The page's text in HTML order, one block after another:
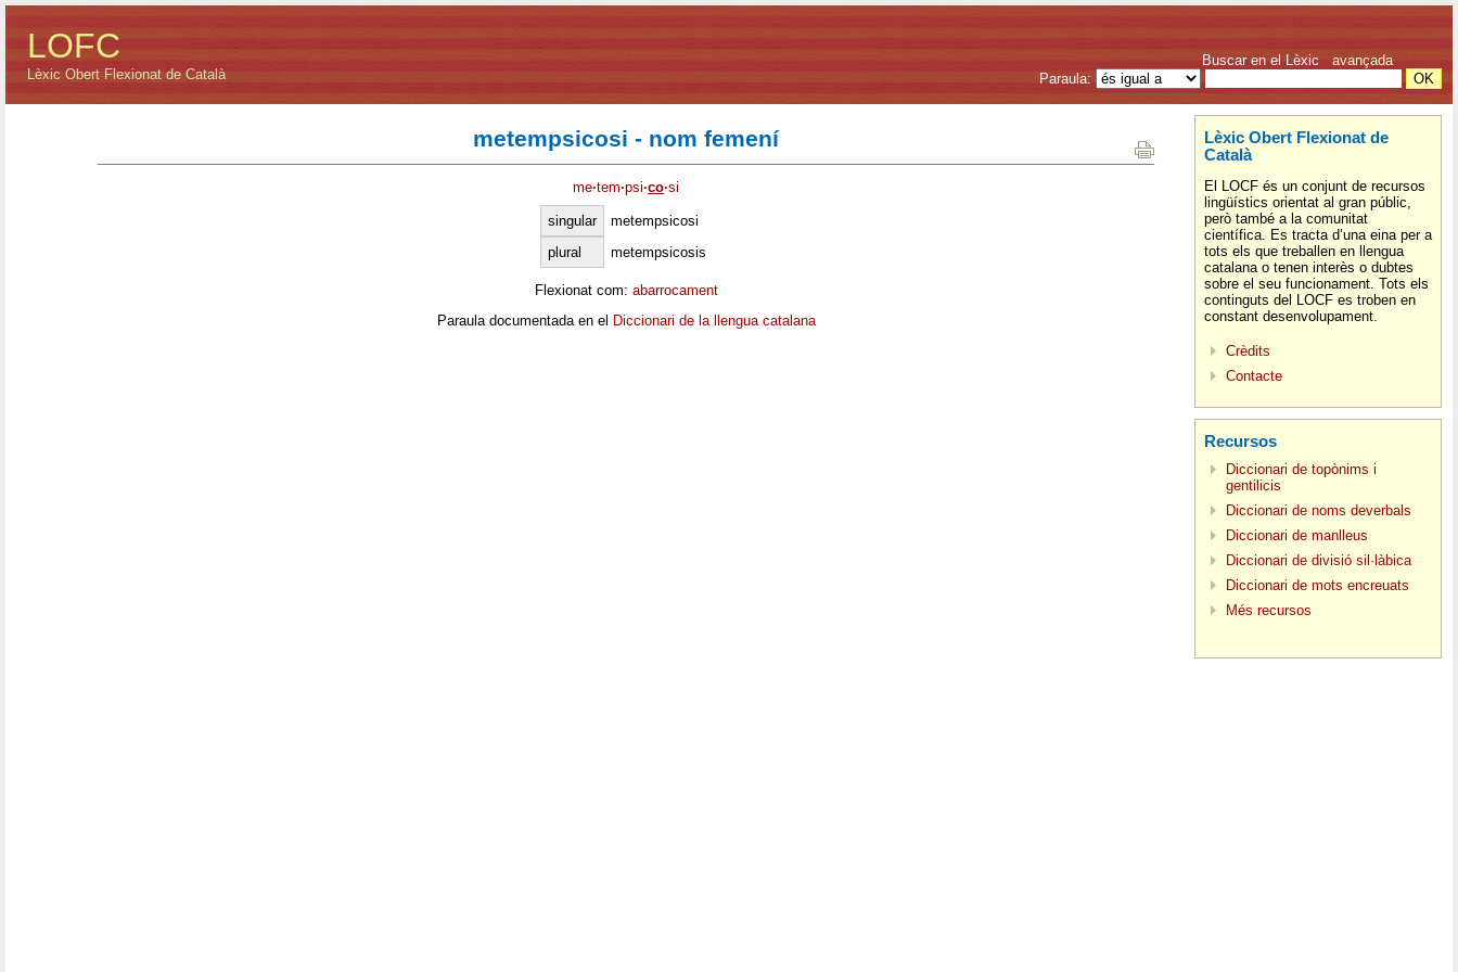
LOFC
Lèxic Obert Flexionat de Català
Buscar en el Lèxic avançada
Paraula:
metempsicosi - nom femení
me·tem·psi·co·si
singular
metempsicosi
plural
metempsicosis
Flexionat com: abarrocament
Paraula documentada en el Diccionari de la llengua catalana
Lèxic Obert Flexionat de
Català
El LOCF és un conjunt de recursos
lingüístics orientat al gran públic,
però també a la comunitat
científica. Es tracta d’una eina per a
tots els que treballen en llengua
catalana o tenen interès o dubtes
sobre el seu funcionament. Tots els
continguts del LOCF es troben en
constant desenvolupament.
Crèdits
Contacte
Recursos
Diccionari de topònims i
gentilicis
Diccionari de noms deverbals
Diccionari de manlleus
Diccionari de divisió sil·làbica
Diccionari de mots encreuats
Més recursos